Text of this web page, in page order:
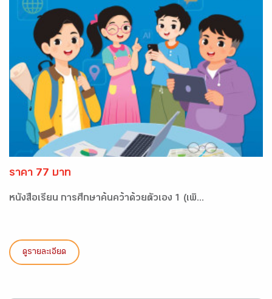
ราคา 77 บาท
หนังสือเรียน การศึกษาค้นคว้าด้วยตัวเอง 1 (เพิ...
ดูรายละเอียด